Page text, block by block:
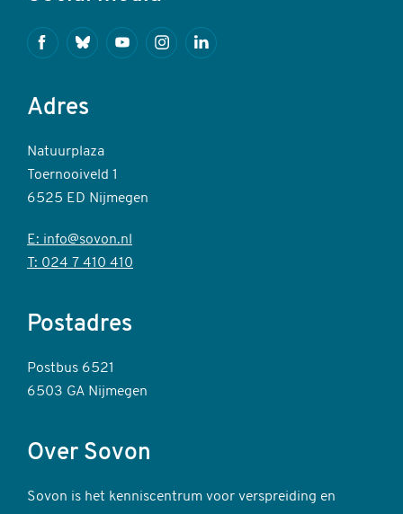
FacebookBlueskyYoutubeInstagramLinkedin
Adres
Natuurplaza
Toernooiveld 1
6525 ED Nijmegen
E: info@sovon.nl
T: 024 7 410 410
Postadres
Postbus 6521
6503 GA Nijmegen
Over Sovon
Sovon is het kenniscentrum voor verspreiding en